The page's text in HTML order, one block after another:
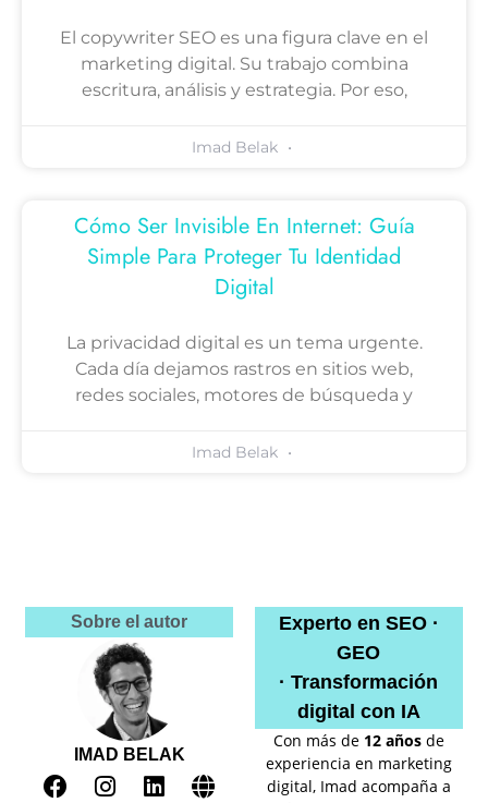
El copywriter SEO es una figura clave en el
marketing digital. Su trabajo combina
escritura, análisis y estrategia. Por eso,
Imad Belak
Cómo Ser Invisible En Internet: Guía
Simple Para Proteger Tu Identidad
Digital
La privacidad digital es un tema urgente.
Cada día dejamos rastros en sitios web,
redes sociales, motores de búsqueda y
Imad Belak
Sobre el autor
IMAD BELAK
Experto en SEO ·
GEO
· Transformación
digital con IA
Con más de 12 añosde
experiencia en marketing
digital, Imad acompaña a